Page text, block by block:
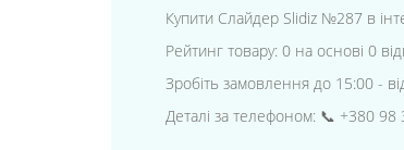
Купити Слайдер Slidiz №287 в
Рейтинг товару: 0 на основі 0
Зробіть замовлення до 15:00 -
Деталі за телефоном: 📞 +380 98